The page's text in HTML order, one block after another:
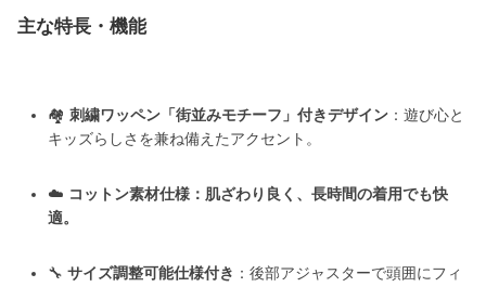
主な特長・機能
🏘️ 刺繍ワッペン「街並みモチーフ」付きデザイン ：遊び心と
キッズらしさを兼ね備えたアクセント。
☁️ コットン素材仕様：肌ざわり良く、長時間の着用でも快
適。
🔧 サイズ調整可能仕様付き ：後部アジャスターで頭囲にフィ